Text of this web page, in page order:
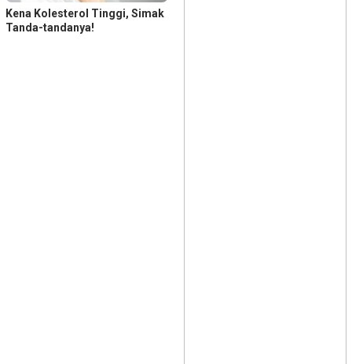
Kena Kolesterol Tinggi, Simak
Tanda-tandanya!